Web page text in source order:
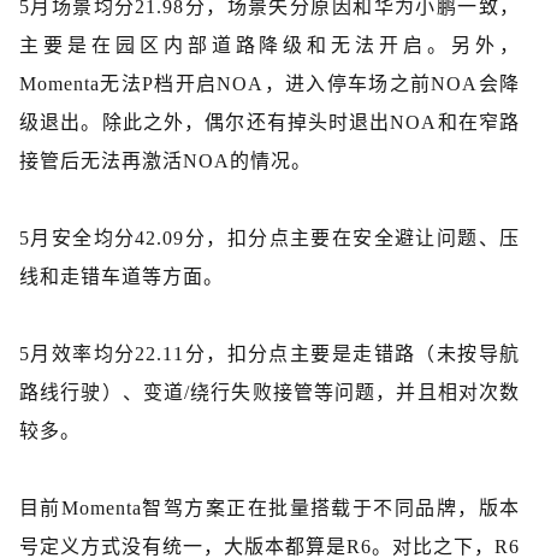
5月场景均分21.98分，场景失分原因和华为小鹏一致，
主要是在园区内部道路降级和无法开启。另外，
Momenta无法P档开启NOA，进入停车场之前NOA会降
级退出。除此之外，偶尔还有掉头时退出NOA和在窄路
接管后无法再激活NOA的情况。
5月 安全均分42.09分，扣分点主要在安全避让问题、压
线和走错车道等方面。
5月效率均分22.11分，扣分点主要是走错路（未按导航
路线行驶）、变道/绕行失败接管等问题，并且相对次数
较多。
目前Momenta智驾方案正在批量搭载于不同品牌，版本
号定义方式没有统一，大版本都算是R6。对比之下，R6